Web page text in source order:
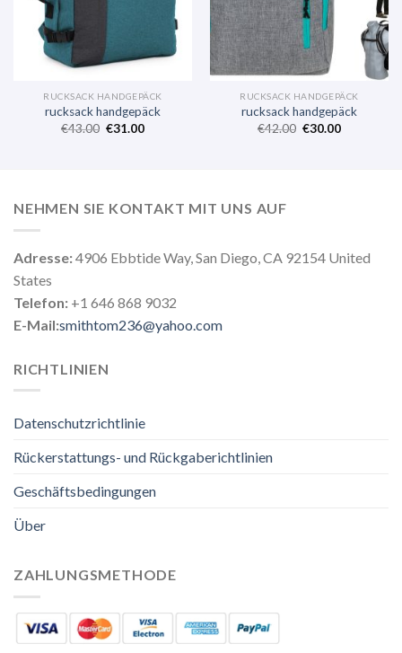
RUCKSACK HANDGEPÄCK
rucksack handgepäck
€43.00 €31.00
RUCKSACK HANDGEPÄCK
rucksack handgepäck
€42.00 €30.00
NEHMEN SIE KONTAKT MIT UNS AUF
Adresse:4906 Ebbtide Way, San Diego, CA 92154 United
States
Telefon: +1 646 868 9032
E-Mail:smithtom236@yahoo.com
RICHTLINIEN
Datenschutzrichtlinie
Rückerstattungs- und Rückgaberichtlinien
Geschäftsbedingungen
Über
ZAHLUNGSMETHODE